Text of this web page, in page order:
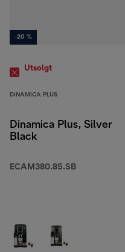
-20 %
Utsolgt
DINAMICA PLUS
Dinamica Plus, Silver
Black
ECAM380.85.SB